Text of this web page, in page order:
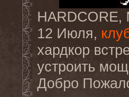
HARDCORE,
12 Июля,
хардкор
устроить
Добро